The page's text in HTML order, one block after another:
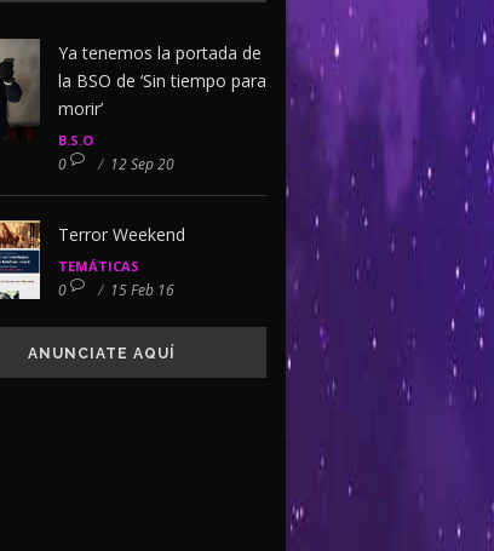
Ya tenemos la portada de
la BSO de ‘Sin tiempo para
morir’
B.S.O
0 / 12 Sep 20
Terror Weekend
TEMÁTICAS
0 / 15 Feb 16
ANUNCIATE AQUÍ